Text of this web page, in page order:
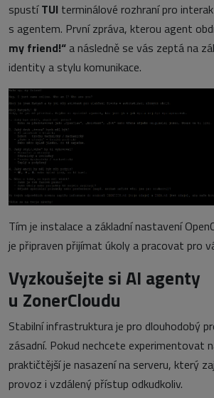
spustíTUI terminálové rozhraní pro
s agentem. První zpráva, kterou agent
my friend!“ a následně se vás zeptá na
identity a stylu komunikace.
Tím je instalace a základní nastavení
je připraven přijímat úkoly a pracovat pro
Vyzkoušejte si AI agenty
u ZonerCloudu
Stabilní infrastruktura je pro dlouhodobý
zásadní. Pokud nechcete experimentovat
praktičtější je nasazení na serveru, který
provoz i vzdálený přístup odkudkoliv.